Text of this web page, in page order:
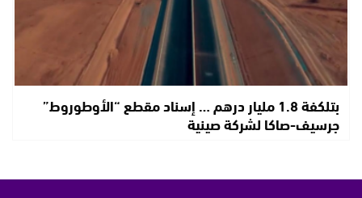
بتلكفة 1.8 مليار درهم … إسناد مقطع “الأوطوروط”
جرسيف-صاكا لشركة صينية